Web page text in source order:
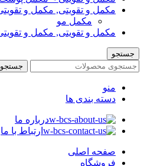
مکمل و تقویتی, مکمل و
مکمل مو
مکمل و تقویتی, مکمل و
جستجو
جستجو
منو
دسته بندی ها
درباره ما
ارتباط با ما
صفحه اصلی
فروشگاه